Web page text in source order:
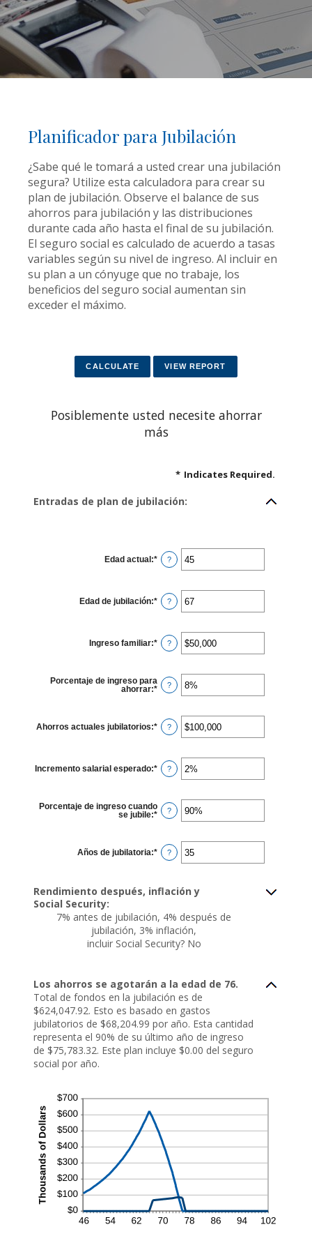
Planificador para Jubilación
¿Sabe qué le tomará a usted crear una jubilación
segura? Utilize esta calculadora para crear su
plan de jubilación. Observe el balance de sus
ahorros para jubilación y las distribuciones
durante cada año hasta el final de su jubilación.
El seguro social es calculado de acuerdo a tasas
variables según su nivel de ingreso. Al incluir en
su plan a un cónyuge que no trabaje, los
beneficios del seguro social aumentan sin
exceder el máximo.
Posiblemente usted necesite ahorrar
más
* Indicates Required.
Entradas de plan de jubilación:
Edad actual:* Enter
an
14
and
90
?
Edad de jubilación:* Enter
an
10
and
90
?
Ingreso familiar:* Enter
an
$1
and
$10,000,000
?
Porcentaje de ingreso para
ahorrar:* Enter
between
0%
and
?
Ahorros actuales jubilatorios:* Enter
an
$0
and
$100,000,000
?
Incremento salarial esperado:* Enter
an
0%
and
20%
?
Porcentaje de ingreso cuando
se jubile:* Enter
between
40%
and
?
Años de jubilatoria:* Enter
an
1
and
?
Rendimiento después, inflación y
Social Security:
7% antes de jubilación, 4% después de
jubilación, 3% inflación,
incluir Social Security? No
Los ahorros se agotarán a la edad de 76.
Total de fondos en la jubilación es de
$624,047.92. Esto es basado en gastos
jubilatorios de $68,204.99 por año. Esta cantidad
representa el 90% de su último año de ingreso
de $75,783.32. Este plan incluye $0.00 del seguro
social por año.